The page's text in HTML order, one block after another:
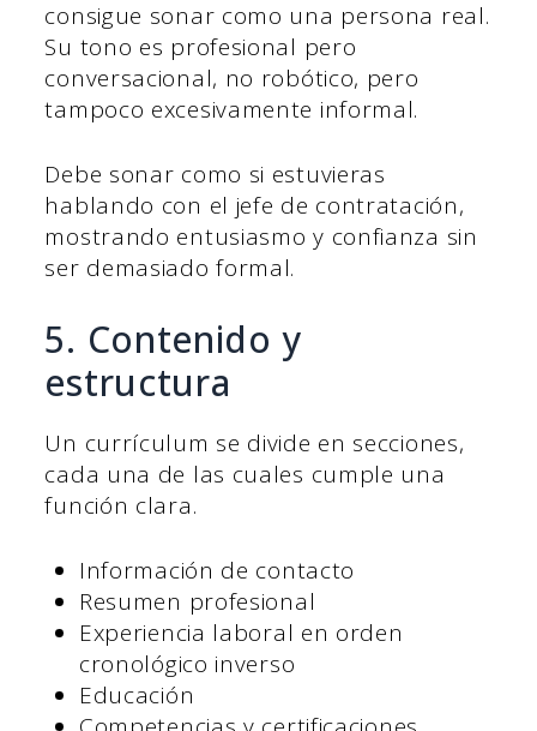
consigue sonar como una persona real.
Su tono es profesional pero
conversacional, no robótico, pero
tampoco excesivamente informal.
Debe sonar como si estuvieras
hablando con el jefe de contratación,
mostrando entusiasmo y confianza sin
ser demasiado formal.
5. Contenido y
estructura
Un currículum se divide en secciones,
cada una de las cuales cumple una
función clara.
Información de contacto
Resumen profesional
Experiencia laboral en orden
cronológico inverso
Educación